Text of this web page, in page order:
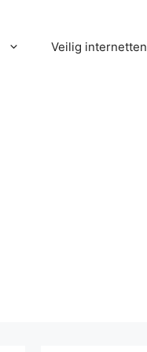
Veilig internetten